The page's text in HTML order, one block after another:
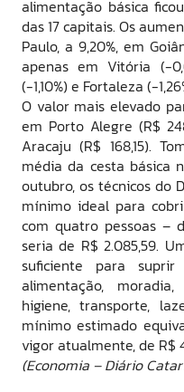
alimentação básica
das 17 capitais. Os
Paulo, a 9,20%, em
apenas em Vitória (-
(-1,10%) e Fortaleza (-
O valor mais elevado
em Porto Alegre (R$
Aracaju (R$ 168,15).
média da cesta básica
outubro, os técnicos do
mínimo ideal para
com quatro pessoas –
seria de R$ 2.085,59.
suficiente para
alimentação,
higiene, transporte,
mínimo estimado
vigor atualmente, de R$
(Economia – Diário